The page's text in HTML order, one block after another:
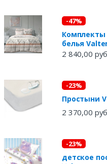
-47%
Комплекты
белья
2 840,00
-23%
2 370,00
-23%
детское